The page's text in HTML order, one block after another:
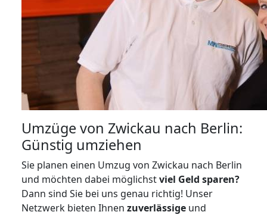
Umzüge von Zwickau nach Berlin:
Günstig umziehen
Sie planen einen Umzug von Zwickau nach Berlin
und möchten dabei möglichstviel Geld sparen?
Dann sind Sie bei uns genau richtig! Unser
Netzwerk bieten Ihnen zuverlässige und